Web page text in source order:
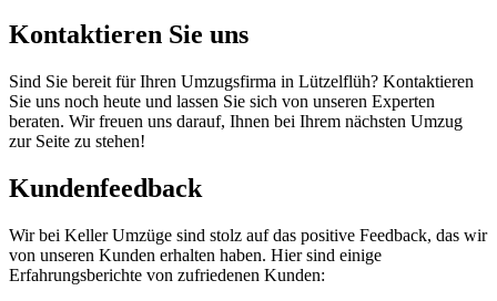
Kontaktieren Sie uns
Sind Sie bereit für Ihren Umzugsfirma in Lützelflüh? Kontaktieren
Sie uns noch heute und lassen Sie sich von unseren Experten
beraten. Wir freuen uns darauf, Ihnen bei Ihrem nächsten Umzug
zur Seite zu stehen!
Kundenfeedback
Wir bei Keller Umzüge sind stolz auf das positive Feedback, das wir
von unseren Kunden erhalten haben. Hier sind einige
Erfahrungsberichte von zufriedenen Kunden: